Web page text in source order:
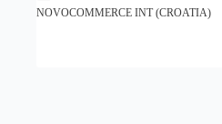
NOVOCOMMERCE INT (CROATIA)